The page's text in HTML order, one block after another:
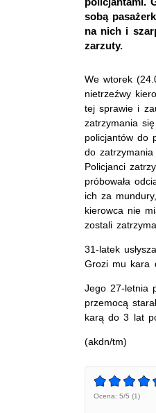
sobą
na nich i
zarzuty.
We wtorek
nietrzeźwy
tej sprawie i
zatrzymania
policjantów do
do
Policjanci
próbowała
ich za
kierowca nie
zostali
31-latek
Grozi mu kara
Jego 27-letnia
przemocą
karą do 3 lat
(akdn/tm)
Ocena: 5/5 (1)